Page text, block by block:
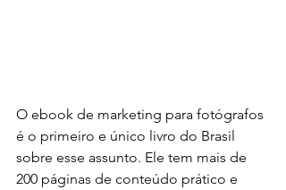
O ebook de marketing para fotógrafos
é o primeiro e único livro do Brasil
sobre esse assunto. Ele tem mais de
200 páginas de conteúdo prático e